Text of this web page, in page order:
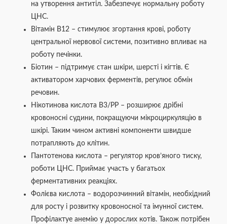
на утворення антитіл. Забезпечує нормальну роботу
ЦНС.
Вітамін B12 – стимулює згортання крові, роботу
центральної нервової системи, позитивно впливає на
роботу печінки.
Біотин – підтримує стан шкіри, шерсті і кігтів. Є
активатором харчових ферментів, регулює обмін
речовин.
Нікотинова кислота В3/РР – розширює дрібні
кровоносні судини, покращуючи мікроциркуляцію в
шкірі. Таким чином активні компоненти швидше
потрапляють до клітин.
Пантотенова кислота – регулятор кров’яного тиску,
роботи ЦНС. Приймає участь у багатьох
ферментативних реакціях.
Фолієва кислота – водорозчинний вітамін, необхідний
для росту і розвитку кровоносної та імунної систем.
Профілактуе анемію у дорослих котів. Також потрібен